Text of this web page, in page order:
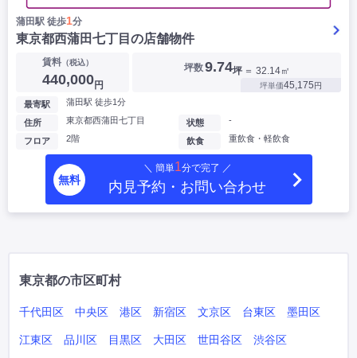
蒲田駅 徒歩1分
東京都西蒲田七丁目の店舗物件
賃料（税込）
440,000円
坪数9.74坪 ＝ 32.14㎡
坪単価45,175円
最寄駅 蒲田駅 徒歩1分
住所 東京都西蒲田七丁目
フロア 2階
状態 -
飲食 重飲食・軽飲食
無料
＼ 簡単1分で完了 ／
内見予約・お問い合わせ
東京都の市区町村
千代田区 中央区 港区 新宿区 文京区 台東区 墨田区
江東区 品川区 目黒区 大田区 世田谷区 渋谷区